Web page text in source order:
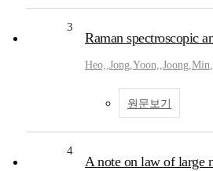
3
Raman spectroscopic
Heo,,Jong,Yoon,,Joong,Min,
원문보기
4
A note on law of large